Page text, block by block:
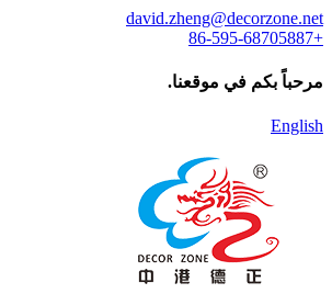
david.zheng@decorzone.net
+86-595-68705887
مرحباً بكم في موقعنا.
English